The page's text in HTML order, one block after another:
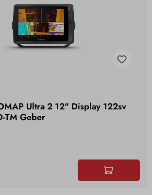
Ultra 2 12" Display 122sv
TM Geber